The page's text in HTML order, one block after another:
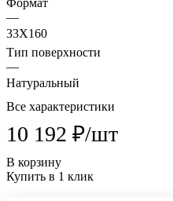
Формат
—
33X160
Тип поверхности
—
Натуральный
Все характеристики
10 192 ₽/шт
В корзину
Купить в 1 клик